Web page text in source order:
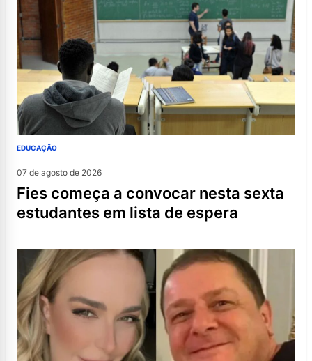
EDUCAÇÃO
07 de agosto de 2026
fies começa a convocar nesta sexta
estudantes em lista de espera